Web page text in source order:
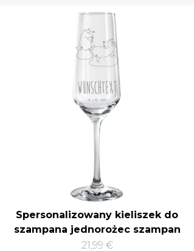
Spersonalizowany kieliszek do
szampana jednorożec szampan
21,99 €